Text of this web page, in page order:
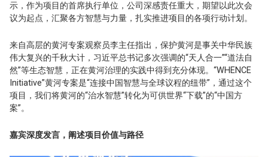
示，作为项目的首席执行单位，公司深感责任重大，期望以此次会
议为起点，汇聚各方智慧与力量，扎实推进项目的各项行动计划。
来自高层的黄河专案观察员李主任指出，保护黄河是事关中华民族
伟大复兴的千秋大计，习近平总书记多次强调的“天人合一”“道法自
然”等生态智慧，正在黄河治理的实践中得到充分体现。“WHENCE
Initiative”黄河专案是“连接中国智慧与全球议程的纽带”，通过这个
项目，我们将黄河的“治水智慧”转化为可供世界“下载”的“中国方
案”。
嘉宾深度发言，阐述项目价值与路径